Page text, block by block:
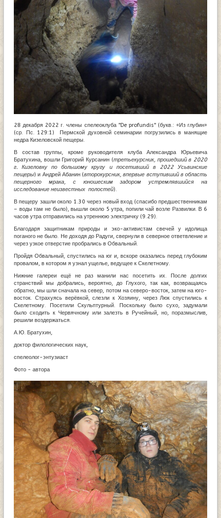
28 декабря 2022 г. члены спелеоклуба "De profundis" (букв.: «Из глубин»
(ср. Пс. 129:1) Пермской духовной семинарии погрузились в манящие
недра Кизеловской пещеры.
В состав группы, кроме руководителя клуба Александра Юрьевича
Братухина, вошли Григорий Курсанин (третьекурсник, прошедший в 2020
г. Кизеловку по большому кругу и посетивший в 2022 Усьвинские
пещеры) и Андрей Абанин (второкурсник, впервые вступивший в область
пещерного мрака, с юношеским задором устремлявшийся на
исследование неизвестных полостей).
В пещеру зашли около 1.30 через новый вход (спасибо предшественникам
– воды там не было), вышли около 5 утра, попили чай возле Развилки. В 6
часов утра отправились на утреннюю электричку (9.29).
Благодаря защитникам природы и эко-активистам свечей у идолища
поганого не было. Не доходя до Радуги, свернули в северное ответвление и
через узкое отверстие пробрались в Обвальный.
Пройдя Обвальный, спустились на юг и, вскоре оказались перед глубоким
провалом, в котором я узнал ущелье, ведущее к Скелетному.
Нижние галереи ещё не раз манили нас посетить их. После долгих
странствий мы добрались, вероятно, до Глухого, так как, возвращаясь
обратно, мы шли сначала на север, потом на северо-восток, затем на юго-
восток. Страхуясь верёвкой, слезли к Хозяину, через Люк спустились к
Скелетному. Посетили Скульптурный. Поскольку было сухо, задумали
было сходить к Червячному или залезть в Ручейный, но, поразмыслив,
решили воздержаться.
А.Ю. Братухин,
доктор филологических наук,
спелеолог-энтузиаст
Фото - автора